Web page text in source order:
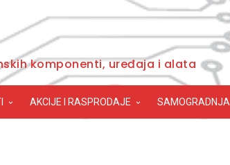
komponenti, uređaja i alata
AKCIJE I RASPRODAJE SAMOGRADNJA